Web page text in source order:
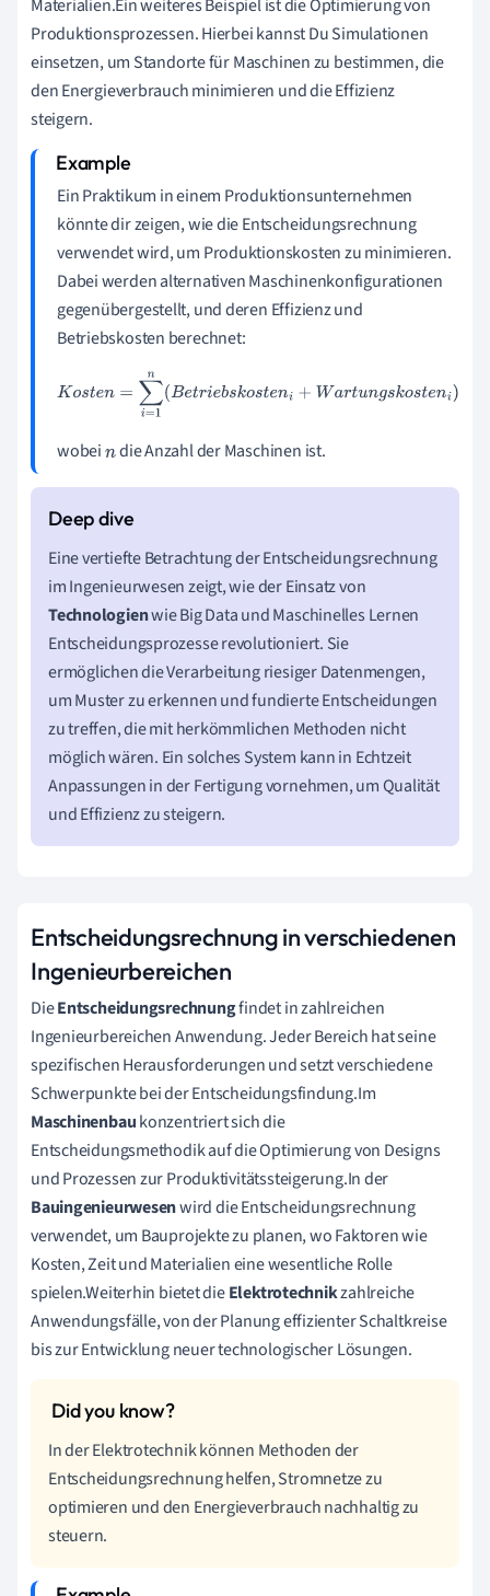
Materialien.Ein weiteres Beispiel ist die Optimierung von
Produktionsprozessen. Hierbei kannst Du Simulationen
einsetzen, um Standorte für Maschinen zu bestimmen, die
den Energieverbrauch minimieren und die Effizienz
steigern.
Ein Praktikum in einem Produktionsunternehmen
könnte dir zeigen, wie die Entscheidungsrechnung
verwendet wird, um Produktionskosten zu minimieren.
Dabei werden alternativen Maschinenkonfigurationen
gegenübergestellt, und deren Effizienz und
Betriebskosten berechnet:
Kost en =∑i=1n(Betriebskosten + Wartungskosteni)
wobein die Anzahl der Maschinen ist.
Eine vertiefte Betrachtung der Entscheidungsrechnung
im Ingenieurwesen zeigt, wie der Einsatz von
Technologienwie Big Data und Maschinelles Lernen
Entscheidungsprozesse revolutioniert. Sie
ermöglichen die Verarbeitung riesiger Datenmengen,
um Muster zu erkennen und fundierte Entscheidungen
zu treffen, die mit herkömmlichen Methoden nicht
möglich wären. Ein solches System kann in Echtzeit
Anpassungen in der Fertigung vornehmen, um Qualität
und Effizienz zu steigern.
Entscheidungsrechnung in verschiedenen
Ingenieurbereichen
DieEntscheidungsrechnungfindet in zahlreichen
Ingenieurbereichen Anwendung. Jeder Bereich hat seine
spezifischen Herausforderungen und setzt verschiedene
Schwerpunkte bei der Entscheidungsfindung.Im
Maschinenbaukonzentriert sich die
Entscheidungsmethodik auf die Optimierung von Designs
und Prozessen zur Produktivitätssteigerung.In der
Bauingenieurwesenwird die Entscheidungsrechnung
verwendet, um Bauprojekte zu planen, wo Faktoren wie
Kosten, Zeit und Materialien eine wesentliche Rolle
spielen.Weiterhin bietet dieElektrotechnikzahlreiche
Anwendungsfälle, von der Planung effizienter Schaltkreise
bis zur Entwicklung neuer technologischer Lösungen.
In der Elektrotechnik können Methoden der
Entscheidungsrechnung helfen, Stromnetze zu
optimieren und den Energieverbrauch nachhaltig zu
steuern.